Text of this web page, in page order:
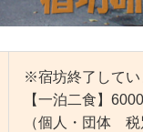
※宿坊終了してい
【一泊二食】
（個人・団体 税